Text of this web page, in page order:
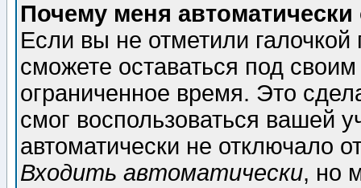
Почему меня автоматически
Если вы не отметили галочкой
сможете оставаться под
ограниченное время. Это
смог воспользоваться вашей
автоматически не отключало
Входить автоматически, но